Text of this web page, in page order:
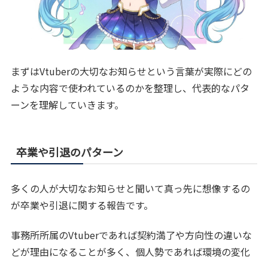
まずはVtuberの大切なお知らせという言葉が実際にどの
ような内容で使われているのかを整理し、代表的なパタ
ーンを理解していきます。
卒業や引退のパターン
多くの人が大切なお知らせと聞いて真っ先に想像するの
が卒業や引退に関する報告です。
事務所所属のVtuberであれば契約満了や方向性の違いな
どが理由になることが多く、個人勢であれば環境の変化